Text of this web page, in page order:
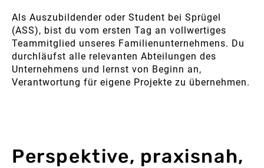
Als Auszubildender oder Student bei Sprügel
(ASS), bist du vom ersten Tag an vollwertiges
Teammitglied unseres Familienunternehmens. Du
durchläufst alle relevanten Abteilungen des
Unternehmens und lernst von Beginn an,
Verantwortung für eigene Projekte zu übernehmen.
Perspektive, praxisnah,